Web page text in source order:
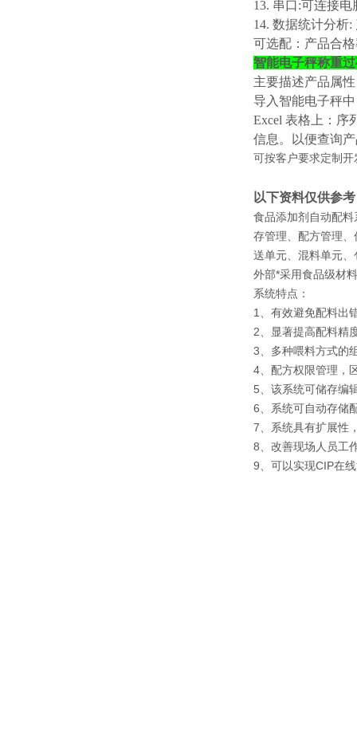
13. 串口:可连接
14. 数据统计分析
可选配：产品合
智能电子秤称重
主要描述产品属
导入智能电子秤
Excel 表格上：序
信息。以便查询
可按客户要求定制
以下资料仅供参
食品添加剂自动配
存管理、配方管理
送单元、混料单元
外部*采用食品级材
系统特点：
1、有效避免配料出
2、显著提高配料精
3、多种喂料方式的
4、配方权限管理，
5、该系统可储存编
6、系统可自动存储
7、系统具有扩展性
8、改善现场人员工
9、可以实现CIP在